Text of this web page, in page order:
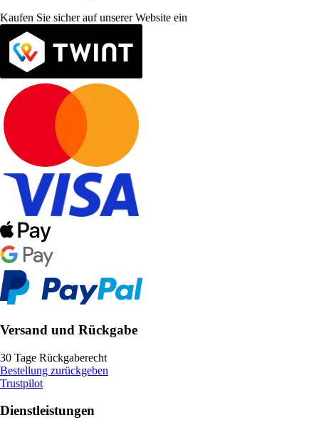
Kaufen Sie sicher auf unserer Website ein
Versand und Rückgabe
30 Tage Rückgaberecht
Bestellung zurückgeben
Trustpilot
Dienstleistungen